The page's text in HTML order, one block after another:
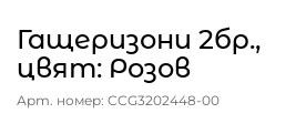
Гащеризони 2бр.,
цвят: Розов
Арт. номер: CCG3202448-00